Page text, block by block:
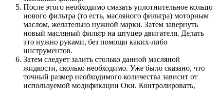
После этого необходимо смазать уплотнительное кольцо
нового фильтра (то есть, масляного фильтра) моторным
маслом, желательно нужной марки. Затем завернуть
новый масляный фильтр на штуцер двигателя. Делать
это нужно руками, без помощи каких-либо
инструментов.
Затем следует залить столько данной масляной
жидкости, сколько необходимо. Уже было сказано, что
точный размер необходимого количества зависит от
используемой модификации Оки. Контролировать,